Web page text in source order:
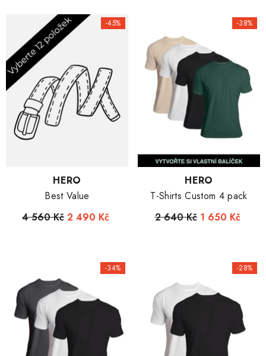
-45%
Dodavatel:HERO
Best Value
4 560 Kč 2 490 Kč
-38%
Dodavatel:HERO
T-Shirts Custom 4 pack
2 640 Kč 1 650 Kč
-34% -28%